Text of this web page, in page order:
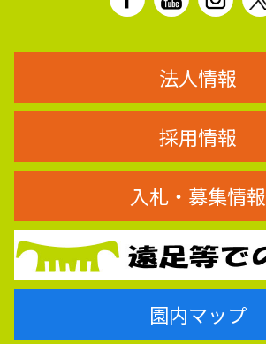
法人情報
採用情報
入札・募集情報
園内マップ